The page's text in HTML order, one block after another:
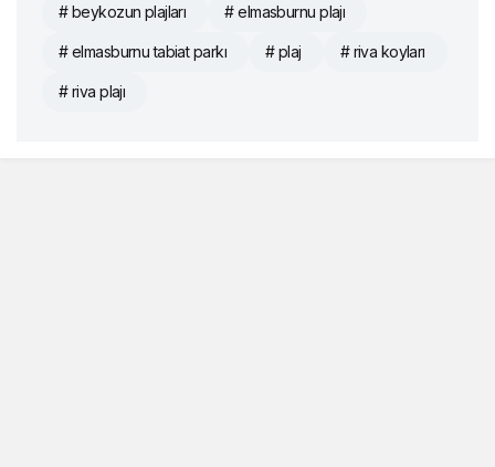
# beykozun plajları # elmasburnu plajı
# elmasburnu tabiat parkı # plaj # riva koyları
# riva plajı